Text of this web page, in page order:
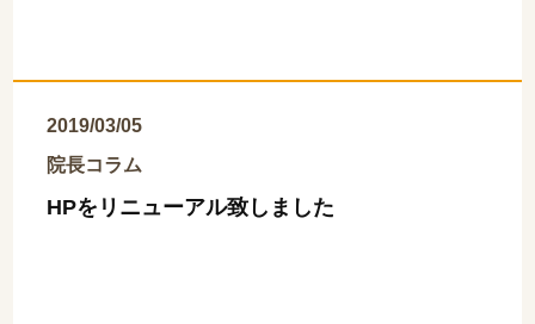
2019/03/05
院長コラム
HPをリニューアル致しました